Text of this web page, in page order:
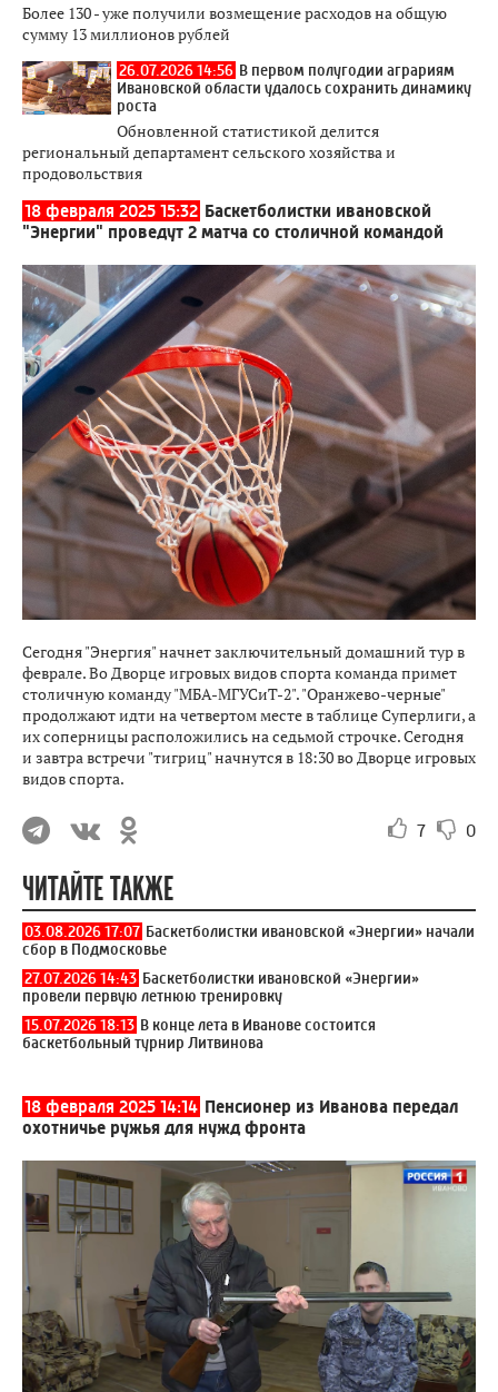
Более 130 - уже получили возмещение расходов на общую
сумму 13 миллионов рублей
26.07.2026 14:56 В первом полугодии аграриям
Ивановской области удалось сохранить динамику
роста
Обновленной статистикой делится
региональный департамент сельского хозяйства и
продовольствия
18 февраля 2025 15:32 Баскетболистки ивановской
"Энергии" проведут 2 матча со столичной командой
Сегодня "Энергия" начнет заключительный домашний тур в
феврале. Во Дворце игровых видов спорта команда примет
столичную команду "МБА-МГУСиТ-2". "Оранжево-черные"
продолжают идти на четвертом месте в таблице Суперлиги, а
их соперницы расположились на седьмой строчке. Сегодня
и завтра встречи "тигриц" начнутся в 18:30 во Дворце игровых
видов спорта.
7 0
ЧИТАЙТЕ ТАКЖЕ
03.08.2026 17:07 Баскетболистки ивановской «Энергии» начали
сбор в Подмосковье
27.07.2026 14:43 Баскетболистки ивановской «Энергии»
провели первую летнюю тренировку
15.07.2026 18:13 В конце лета в Иванове состоится
баскетбольный турнир Литвинова
18 февраля 2025 14:14 Пенсионер из Иванова передал
охотничье ружья для нужд фронта